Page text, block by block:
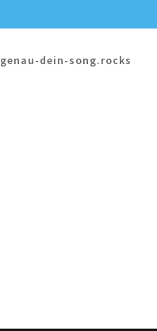
genau-dein-song.rocks